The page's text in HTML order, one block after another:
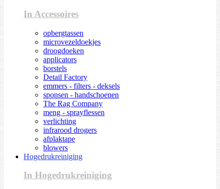
In Accessoires
opbergtassen
microvezeldoekjes
droogdoeken
applicators
borstels
Detail Factory
emmers - filters - deksels
sponsen - handschoenen
The Rag Company
meng - sprayflessen
verlichting
infrarood drogers
afplaktape
blowers
Hogedrukreiniging
In Hogedrukreiniging